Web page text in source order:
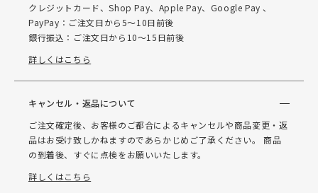
クレジットカード、Shop Pay、Apple Pay、Google Pay 、
PayPay：ご注文日から5～10日前後
銀行振込：ご注文日から10～15日前後
詳しくはこちら
キャンセル・返品について
ご注文確定後、お客様のご都合によるキャンセルや商品変更・返
品はお受け致しかねますのであらかじめご了承ください。 商品
の到着後、すぐに点検をお願いいたします。
詳しくはこちら